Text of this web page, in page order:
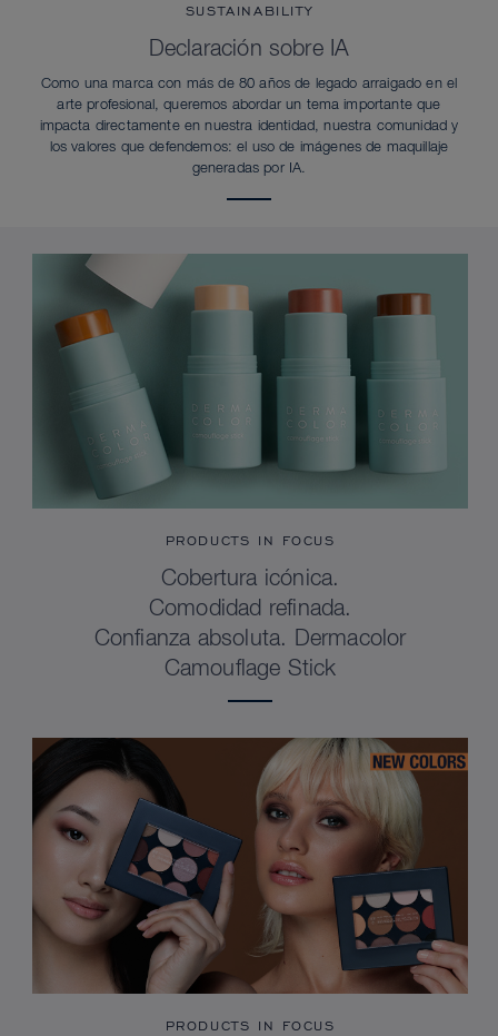
SUSTAINABILITY
Declaración sobre IA
Como una marca con más de 80 años de legado arraigado en el
arte profesional, queremos abordar un tema importante que
impacta directamente en nuestra identidad, nuestra comunidad y
los valores que defendemos: el uso de imágenes de maquillaje
generadas por IA.
PRODUCTS IN FOCUS
Cobertura icónica.
Comodidad refinada.
Confianza absoluta. Dermacolor
Camouflage Stick
PRODUCTS IN FOCUS